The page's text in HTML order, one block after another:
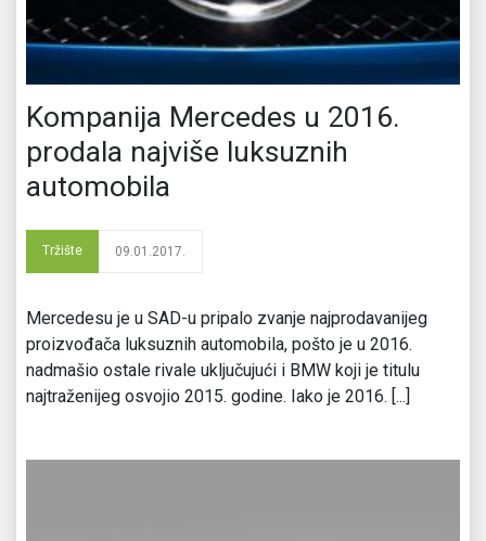
Kompanija Mercedes u 2016.
prodala najviše luksuznih
automobila
Tržište 09.01.2017.
Mercedesu je u SAD-u pripalo zvanje najprodavanijeg
proizvođača luksuznih automobila, pošto je u 2016.
nadmašio ostale rivale uključujući i BMW koji je titulu
najtraženijeg osvojio 2015. godine. Iako je 2016. [...]